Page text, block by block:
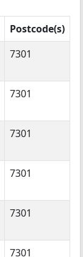
Postcode(s)
7301
7301
7301
7301
7301
7301